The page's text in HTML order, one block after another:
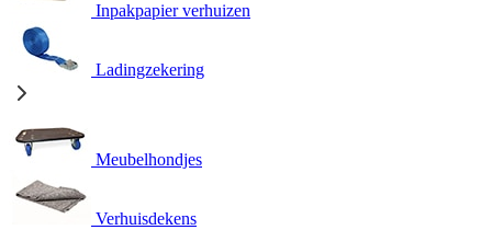
Inpakpapier verhuizen
Ladingzekering
Meubelhondjes
Verhuisdekens